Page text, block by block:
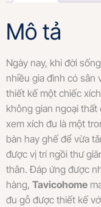
Mô tả
Ngày nay, khi đời
nhiều gia đình có sân
thiết kế một chiếc
không gian ngoại thất
xem xích đu là một
bàn hay ghế để vừa
được vị trí ngồi thư
thân. Đáp ứng được
hàng, Tavicohome
đu gỗ được thiết kế